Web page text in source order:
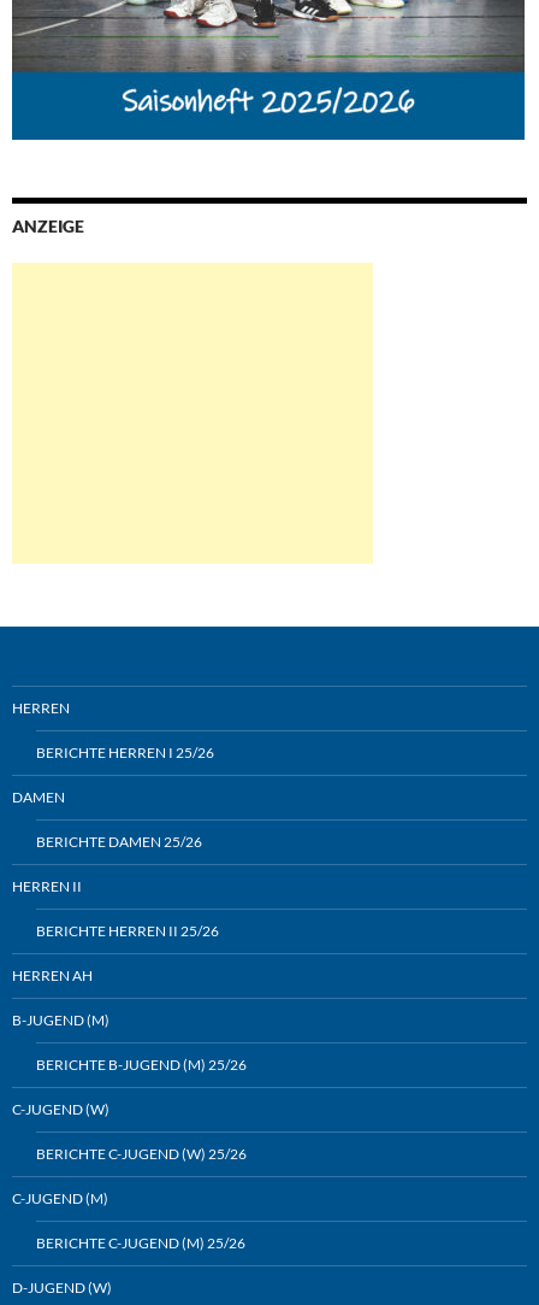
ANZEIGE
HERREN
BERICHTE HERREN I 25/26
DAMEN
BERICHTE DAMEN 25/26
HERREN II
BERICHTE HERREN II 25/26
HERREN AH
B-JUGEND (M)
BERICHTE B-JUGEND (M) 25/26
C-JUGEND (W)
BERICHTE C-JUGEND (W) 25/26
C-JUGEND (M)
BERICHTE C-JUGEND (M) 25/26
D-JUGEND (W)